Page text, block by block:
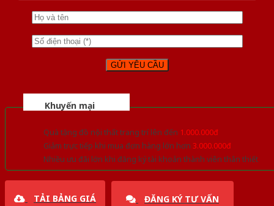
Khuyến mại
Quà tặng đồ nội thất trang trí lên đến 1.000.000đ
Giảm trực tiếp khi mua đơn hàng lớn hơn 3.000.000đ
Nhiều ưu đãi lớn khi đăng ký tài khoản thành viên thân thiết
TẢI BẢNG GIÁ ĐĂNG KÝ TƯ VẤN